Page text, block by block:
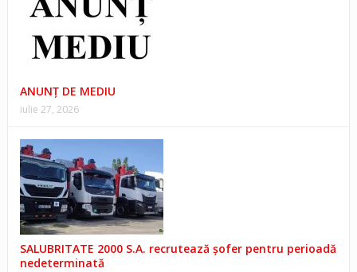
ANUNŢ DE MEDIU
iulie 27, 2026
SALUBRITATE 2000 S.A. recrutează șofer pentru perioadă
nedeterminată